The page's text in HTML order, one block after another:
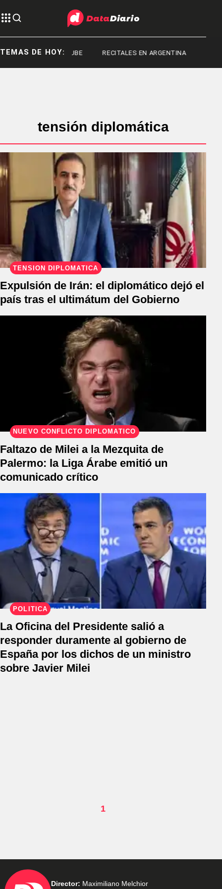
TEMAS DE HOY:
RED SUBE RECITALES EN ARGENTINA
tensión diplomática
TENSIÓN DIPLOMÁTICA
Expulsión de Irán: el diplomático dejó el
país tras el ultimátum del Gobierno
NUEVO CONFLICTO DIPLOMÁTICO
Faltazo de Milei a la Mezquita de
Palermo: la Liga Árabe emitió un
comunicado crítico
POLÍTICA
La Oficina del Presidente salió a
responder duramente al gobierno de
España por los dichos de un ministro
sobre Javier Milei
1
Director: Maximiliano Melchior